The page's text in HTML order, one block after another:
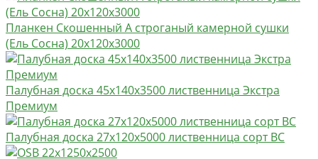
Планкен Скошенный А строганый камерной сушки
(Ель Сосна) 20х120х3000
Палубная доска 45х140х3500 лиственница Экстра
Премиум
Палубная доска 27х120х5000 лиственница сорт BC